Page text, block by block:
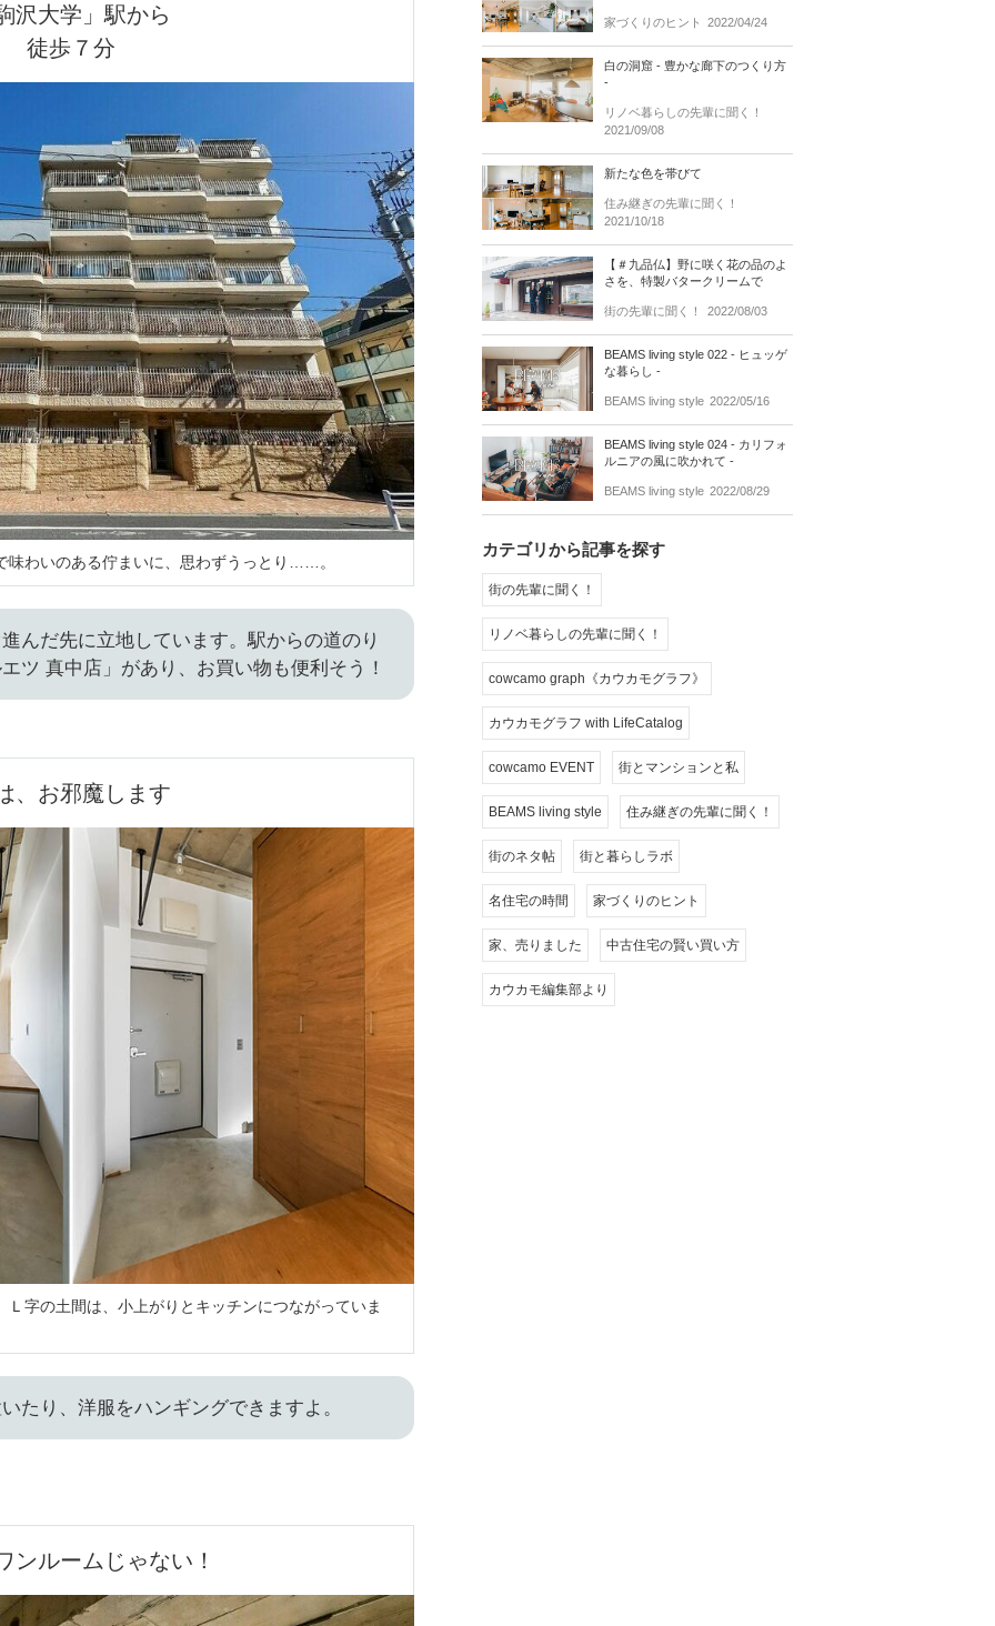
沢大学」駅から
徒歩７分
味わいのある佇まいに、思わずうっとり……。
んだ先に立地しています。駅からの道のり
ツ 真中店」があり、お買い物も便利そう！
、お邪魔します
字の土間は、小上がりとキッチンにつながっていま
たり、洋服をハンギングできますよ。
ンルームじゃない！
家づくりのヒント 2022/04/24
白の洞窟 - 豊かな廊下のつくり方
-
リノベ暮らしの先輩に聞く！
2021/09/08
新たな色を帯びて
住み継ぎの先輩に聞く！
2021/10/18
【＃九品仏】野に咲く花の品のよ
さを、特製バタークリームで
街の先輩に聞く！ 2022/08/03
BEAMS living style 022 - ヒュッゲ
な暮らし -
BEAMS living style 2022/05/16
BEAMS living style 024 - カリフォ
ルニアの風に吹かれて -
BEAMS living style 2022/08/29
カテゴリから記事を探す
街の先輩に聞く！
リノベ暮らしの先輩に聞く！
cowcamo graph《カウカモグラフ》
カウカモグラフ with LifeCatalog
cowcamo EVENT 街とマンションと私
BEAMS living style 住み継ぎの先輩に聞く！
街のネタ帖 街と暮らしラボ
名住宅の時間 家づくりのヒント
家、売りました 中古住宅の賢い買い方
カウカモ編集部より